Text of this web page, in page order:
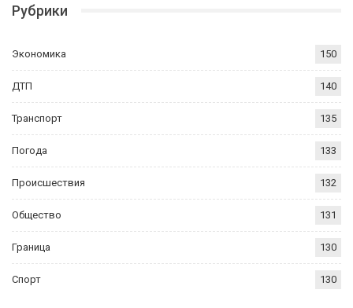
Рубрики
Экономика 150
ДТП 140
Транспорт 135
Погода 133
Происшествия 132
Общество 131
Граница 130
Спорт 130